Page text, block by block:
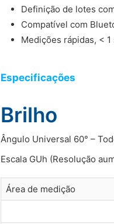
Definição de lotes
Compatível com
Medições rápidas, < 1
Especificações
Brilho
Ângulo Universal 60° –
Escala GUh (Resolução
Área de medição